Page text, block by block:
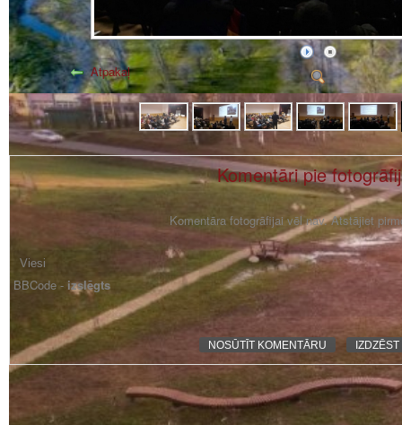
Atpakaļ
Komentāri pie
Komentāra fotogrāfijai vēl nav. Atstājiet
BBCode - izslēgts